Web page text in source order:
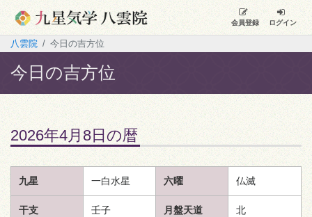
会員登録 ログイン
八雲院 今日の吉方位
今日の吉方位
2026年4月8日の暦
九星 一白水星 六曜 仏滅
干支 壬子 月盤天道 北